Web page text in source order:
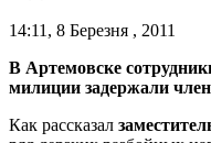
14:11, 8 Березня , 2011
В Артемовске
милиции задержали
Как рассказал